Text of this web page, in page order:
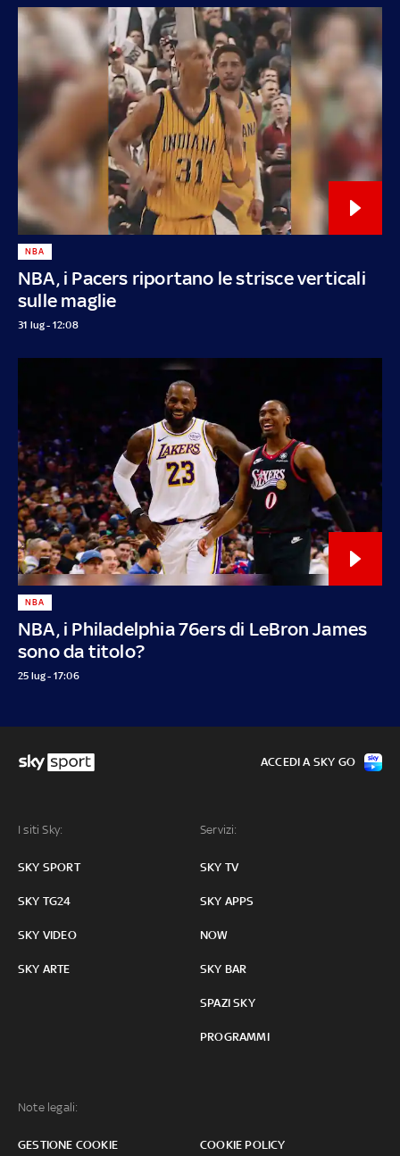
NBA, i Pacers riportano le strisce verticali
sulle maglie
NBA
31 lug - 12:08
NBA, i Philadelphia 76ers di LeBron James
sono da titolo?
NBA
25 lug - 17:06
I siti Sky:
SKY SPORT
SKY TG24
SKY VIDEO
SKY ARTE
Servizi:
SKY TV
SKY APPS
NOW
SKY BAR
SPAZI SKY
PROGRAMMI
Note legali:
GESTIONE COOKIE COOKIE POLICY
ACCEDI A SKY GO